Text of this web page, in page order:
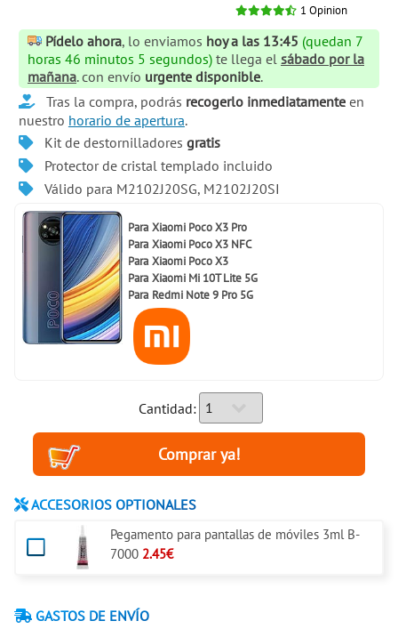
1 Opinion
Pídelo ahora, lo enviamos hoy a las 13:45 (quedan 7
horas 46 minutos 5 segundos) te llega el sábado por la
mañana. con envío urgente disponible.
Tras la compra, podrás recogerlo inmediatamenteen
nuestro horario de apertura.
Kit de destornilladores gratis
Protector de cristal templado incluido
Válido para M2102J20SG, M2102J20SI
Para Xiaomi Poco X3 Pro
Para Xiaomi Poco X3 NFC
Para Xiaomi Poco X3
Para Xiaomi Mi 10T Lite 5G
Para Redmi Note 9 Pro 5G
Cantidad:
ACCESORIOS OPTIONALES
Pegamento para pantallas de móviles 3ml B-
7000 2.45€
GASTOS DE ENVÍO